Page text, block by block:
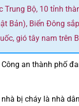
Trung Bộ, 10 tỉnh
Bản), Biển Đông
gió tây nam trên
an thành phố
bị cháy là nhà